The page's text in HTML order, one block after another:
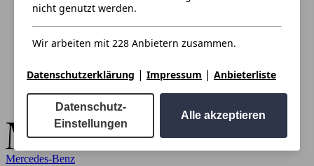
Mercedes-Benz
nicht genutzt werden.
Wir arbeiten mit 228 Anbietern zusammen.
Datenschutzerklärung | Impressum | Anbieterliste
Datenschutz-
Einstellungen
Alle akzeptieren